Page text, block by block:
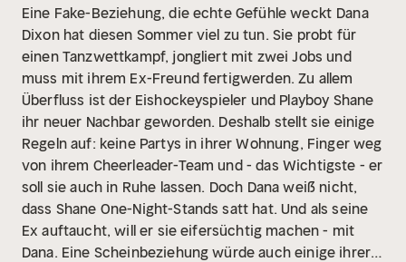
Eine Fake-Beziehung, die echte Gefühle weckt Dana
Dixon hat diesen Sommer viel zu tun. Sie probt für
einen Tanzwettkampf, jongliert mit zwei Jobs und
muss mit ihrem Ex-Freund fertigwerden. Zu allem
Überfluss ist der Eishockeyspieler und Playboy Shane
ihr neuer Nachbar geworden. Deshalb stellt sie einige
Regeln auf: keine Partys in ihrer Wohnung, Finger weg
von ihrem Cheerleader-Team und - das Wichtigste - er
soll sie auch in Ruhe lassen. Doch Dana weiß nicht,
dass Shane One-Night-Stands satt hat. Und als seine
Ex auftaucht, will er sie eifersüchtig machen - mit
Dana. Eine Scheinbeziehung würde auch einige ihrer